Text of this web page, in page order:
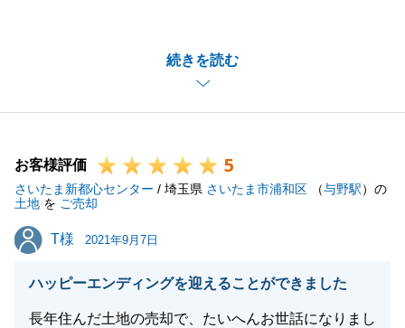
続きを読む
ざいましたが、無事お引渡しまで至ることができ、私
今回無事にお取引を終えることができましたのでは、
げでございます。
また何かお手伝いできることがございましたら、お気
軽にご相談下さい。
引き続き、よろしくお願い致します。
閉じる
お客様評価 5
さいたま新都心センター / 埼玉県 さいたま市浦和区 （与野駅）の
土地 を ご売却
T様
T様 2021年9月7日
ハッピーエンディングを迎えることができました
長年住んだ土地の売却で、たいへんお世話になりまし